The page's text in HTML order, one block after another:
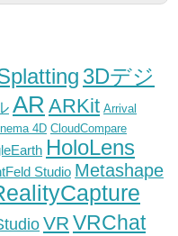
3Dデジ
AR ARKit Arrival
4D CloudCompare
HoloLens
Studio Metashape
VR VRChat